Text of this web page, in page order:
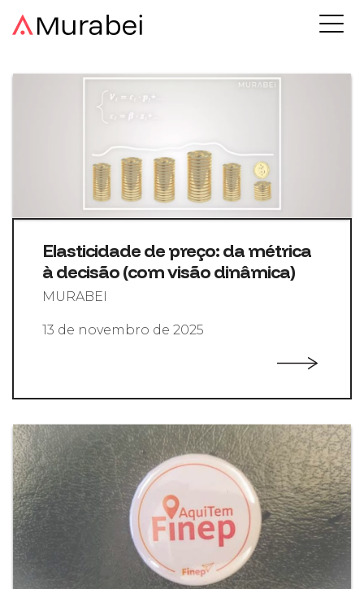
Elasticidade de preço: da métrica
à decisão (com visão dinâmica)
MURABEI
13 de novembro de 2025